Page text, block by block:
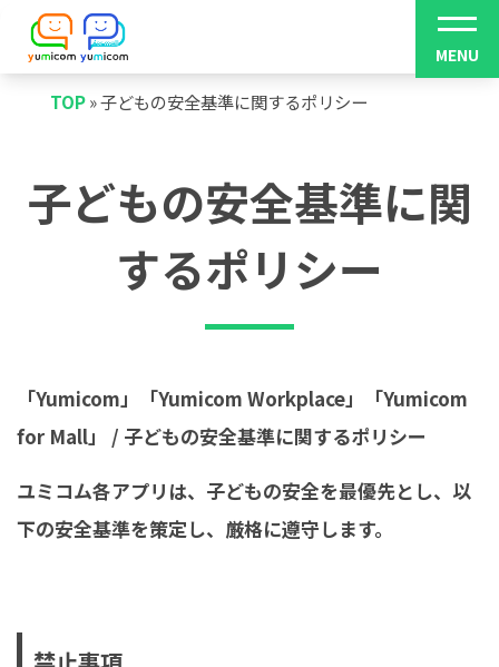
TOP»子どもの安全基準に関するポリシー
子どもの安全基準に関
するポリシー
「Yumicom」「Yumicom Workplace」「Yumicom
for Mall」 / 子どもの安全基準に関するポリシー
ユミコム各アプリは、子どもの安全を最優先とし、以
下の安全基準を策定し、厳格に遵守します。